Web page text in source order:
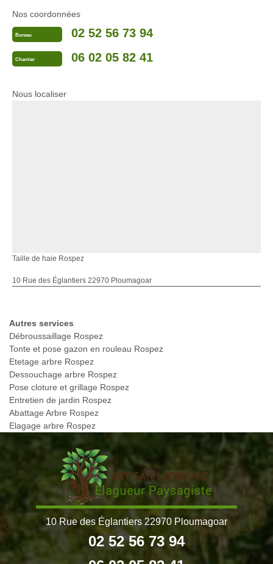
Nos coordonnées
Bureau 02 52 56 73 94
Chantier 06 02 05 82 41
Nous localiser
Taille de haie Rospez
10 Rue des Églantiers 22970 Ploumagoar
Autres services
Débroussaillage Rospez
Tonte et pose gazon en rouleau Rospez
Etetage arbre Rospez
Dessouchage arbre Rospez
Pose cloture et grillage Rospez
Entretien de jardin Rospez
Abattage Arbre Rospez
Elagage arbre Rospez
10 Rue des Églantiers 22970 Ploumagoar
02 52 56 73 94